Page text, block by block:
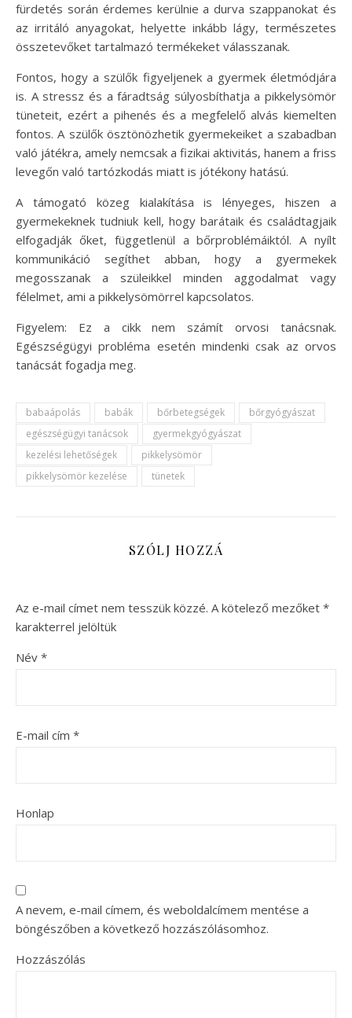
fürdetés során érdemes kerülnie a durva szappanokat és
az irritáló anyagokat, helyette inkább lágy, természetes
összetevőket tartalmazó termékeket válasszanak.
Fontos, hogy a szülők figyeljenek a gyermek életmódjára
is. A stressz és a fáradtság súlyosbíthatja a pikkelysömör
tüneteit, ezért a pihenés és a megfelelő alvás kiemelten
fontos. A szülők ösztönözhetik gyermekeiket a szabadban
való játékra, amely nemcsak a fizikai aktivitás, hanem a friss
levegőn való tartózkodás miatt is jótékony hatású.
A támogató közeg kialakítása is lényeges, hiszen a
gyermekeknek tudniuk kell, hogy barátaik és családtagjaik
elfogadják őket, függetlenül a bőrproblémáiktól. A nyílt
kommunikáció segíthet abban, hogy a gyermekek
megosszanak a szüleikkel minden aggodalmat vagy
félelmet, ami a pikkelysömörrel kapcsolatos.
Figyelem: Ez a cikk nem számít orvosi tanácsnak.
Egészségügyi probléma esetén mindenki csak az orvos
tanácsát fogadja meg.
babaápolás babák bőrbetegségek
bőrgyógyászat
egészségügyi tanácsok
gyermekgyógyászat
kezelési lehetőségek
pikkelysömör
pikkelysömör kezelése
tünetek
SZÓLJ HOZZÁ
Az e-mail címet nem tesszük közzé. A kötelező mezőket *
karakterrel jelöltük
Név *
E-mail cím *
Honlap
A nevem, e-mail címem, és weboldalcímem mentése a
böngészőben a következő hozzászólásomhoz.
Hozzászólás